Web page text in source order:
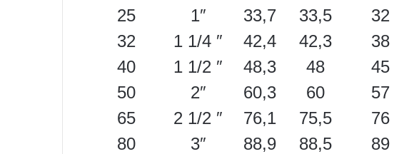
25
1″ 33,7 33,5 32
32
1 1/4 ″ 42,4 42,3 38
40
1 1/2 ″ 48,3 48 45
50
2″ 60,3 60 57
65
2 1/2 ″ 76,1 75,5 76
80
3″ 88,9 88,5 89